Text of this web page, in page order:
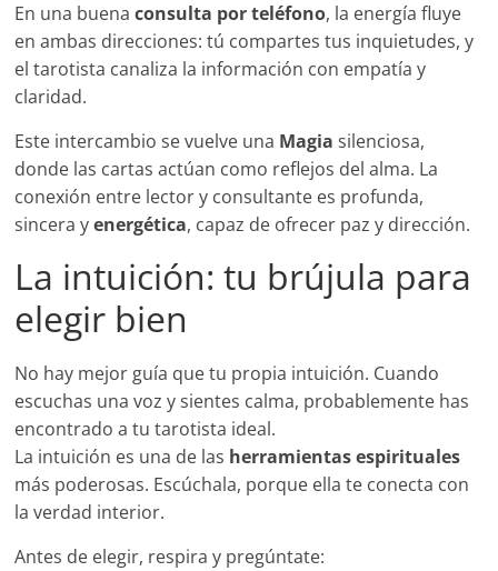
En una buenaconsulta por teléfono, la energía fluye
en ambas direcciones: tú compartes tus inquietudes, y
el tarotista canaliza la información con empatía y
claridad.
Este intercambio se vuelve una Magia silenciosa,
donde las cartas actúan como reflejos del alma. La
conexión entre lector y consultante es profunda,
sincera yenergética, capaz de ofrecer paz y dirección.
La intuición: tu brújula para
elegir bien
No hay mejor guía que tu propia intuición. Cuando
escuchas una voz y sientes calma, probablemente has
encontrado a tu tarotista ideal.
La intuición es una de las herramientas espirituales
más poderosas. Escúchala, porque ella te conecta con
la verdad interior.
Antes de elegir, respira y pregúntate: